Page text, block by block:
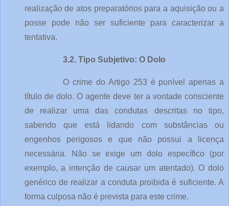
realização de atos preparatórios para a aquisição ou a
posse pode não ser suficiente para caracterizar a
tentativa.
3.2. Tipo Subjetivo: O Dolo
O crime do Artigo 253 é punível apenas a
título de dolo. O agente deve ter a vontade consciente
de realizar uma das condutas descritas no tipo,
sabendo que está lidando com substâncias ou
engenhos perigosos e que não possui a licença
necessária. Não se exige um dolo específico (por
exemplo, a intenção de causar um atentado). O dolo
genérico de realizar a conduta proibida é suficiente. A
forma culposa não é prevista para este crime.